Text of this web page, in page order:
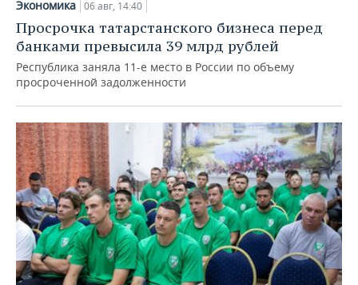
Экономика 06 авг, 14:40
Просрочка татарстанского бизнеса перед
банками превысила 39 млрд рублей
Республика заняла 11-е место в России по объему
просроченной задолженности